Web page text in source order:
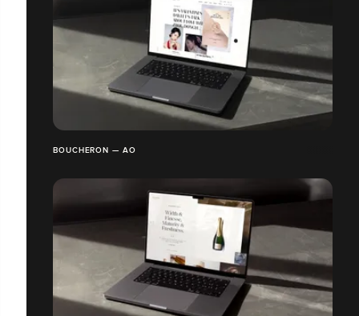
BOUCHERON — AO